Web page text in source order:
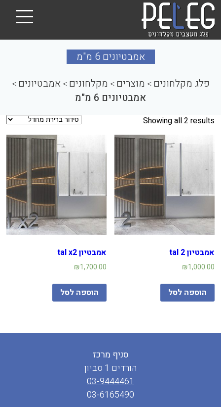
אמבטיונים 6 מ"מ
פלג מקלחונים > מוצרים > מקלחונים > אמבטיונים >
אמבטיונים 6 מ"מ
Showing all 2 results
אמבטיון tal 2
₪1,000.00
הוספה לסל
אמבטיון tal x2
₪1,700.00
הוספה לסל
סניף מרכז
הורדים 1 סביון
03-9444461
03-6165490